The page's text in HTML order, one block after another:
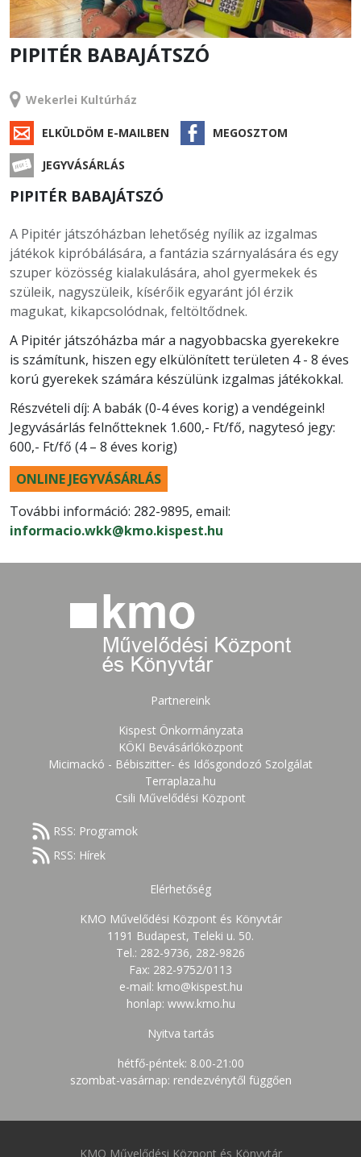
PIPITÉR BABAJÁTSZÓ
Wekerlei Kultúrház
ELKÜLDÖM E-MAILBEN MEGOSZTOM
JEGYVÁSÁRLÁS
PIPITÉR BABAJÁTSZÓ
A Pipitér játszóházban lehetőség nyílik az izgalmas
játékok kipróbálására, a fantázia szárnyalására és egy
szuper közösség kialakulására, ahol gyermekek és
szüleik, nagyszüleik, kísérőik egyaránt jól érzik
magukat, kikapcsolódnak, feltöltődnek.
A Pipitér játszóházba már a nagyobbacska gyerekekre
is számítunk, hiszen egy elkülönített területen 4 - 8 éves
korú gyerekek számára készülünk izgalmas játékokkal.
Részvételi díj: A babák (0-4 éves korig) a vendégeink!
Jegyvásárlás felnőtteknek 1.600,- Ft/fő, nagytesó jegy:
600,- Ft/fő (4 – 8 éves korig)
ONLINE JEGYVÁSÁRLÁS
További információ: 282-9895, email:
informacio.wkk@kmo.kispest.hu
Partnereink
Kispest Önkormányzata
KÖKI Bevásárlóközpont
Micimackó - Bébiszitter- és Idősgondozó Szolgálat
Terraplaza.hu
Csili Művelődési Központ
RSS: Programok
RSS: Hírek
Elérhetőség
KMO Művelődési Központ és Könyvtár
1191 Budapest, Teleki u. 50.
Tel.: 282-9736, 282-9826
Fax: 282-9752/0113
e-mail: kmo@kispest.hu
honlap: www.kmo.hu
Nyitva tartás
hétfő-péntek: 8.00-21:00
szombat-vasárnap: rendezvénytől függően
KMO Művelődési Központ és Könyvtár